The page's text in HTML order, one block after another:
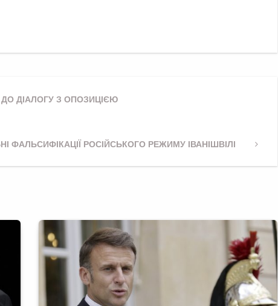
ДІАЛОГУ З ОПОЗИЦІЄЮ
ФАЛЬСИФІКАЦІЇ РОСІЙСЬКОГО РЕЖИМУ ІВАНІШВІЛІ